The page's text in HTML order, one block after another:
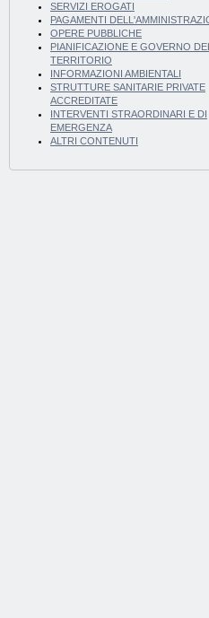
SERVIZI EROGATI
PAGAMENTI
OPERE PUBBLICHE
PIANIFICAZIONE E GOVERNO DEL
TERRITORIO
INFORMAZIONI AMBIENTALI
STRUTTURE SANITARIE PRIVATE
ACCREDITATE
INTERVENTI STRAORDINARI E DI
EMERGENZA
ALTRI CONTENUTI